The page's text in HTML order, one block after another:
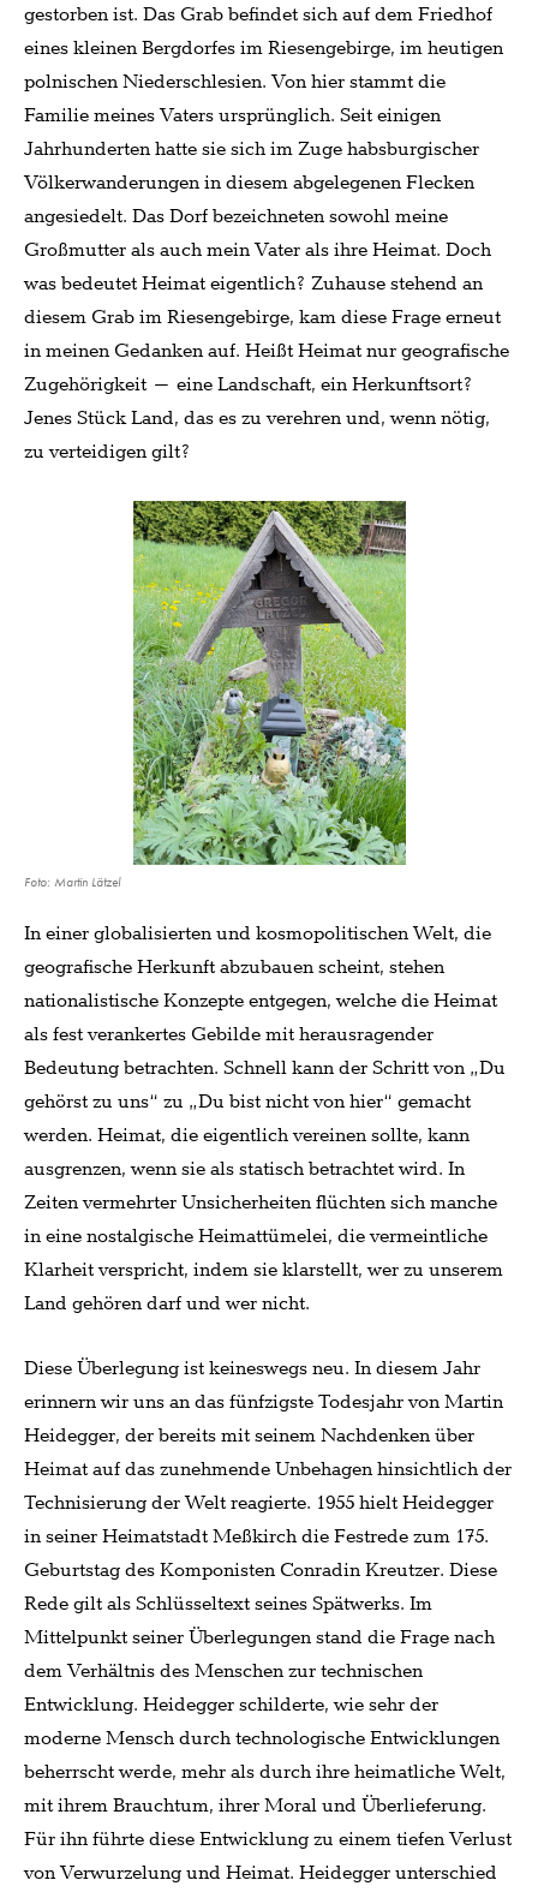
gestorben ist. Das Grab befindet sich auf dem Friedhof
eines kleinen Bergdorfes im Riesengebirge, im heutigen
polnischen Niederschlesien. Von hier stammt die
Familie meines Vaters ursprünglich. Seit einigen
Jahrhunderten hatte sie sich im Zuge habsburgischer
Völkerwanderungen in diesem abgelegenen Flecken
angesiedelt. Das Dorf bezeichneten sowohl meine
Großmutter als auch mein Vater als ihre Heimat. Doch
was bedeutet Heimat eigentlich? Zuhause stehend an
diesem Grab im Riesengebirge, kam diese Frage erneut
in meinen Gedanken auf. Heißt Heimat nur geografische
Zugehörigkeit – eine Landschaft, ein Herkunftsort?
Jenes Stück Land, das es zu verehren und, wenn nötig,
zu verteidigen gilt?
Foto: Martin Lätzel
In einer globalisierten und kosmopolitischen Welt, die
geografische Herkunft abzubauen scheint, stehen
nationalistische Konzepte entgegen, welche die Heimat
als fest verankertes Gebilde mit herausragender
Bedeutung betrachten. Schnell kann der Schritt von „Du
gehörst zu uns“ zu „Du bist nicht von hier“ gemacht
werden. Heimat, die eigentlich vereinen sollte, kann
ausgrenzen, wenn sie als statisch betrachtet wird. In
Zeiten vermehrter Unsicherheiten flüchten sich manche
in eine nostalgische Heimattümelei, die vermeintliche
Klarheit verspricht, indem sie klarstellt, wer zu unserem
Land gehören darf und wer nicht.
Diese Überlegung ist keineswegs neu. In diesem Jahr
erinnern wir uns an das fünfzigste Todesjahr von Martin
Heidegger, der bereits mit seinem Nachdenken über
Heimat auf das zunehmende Unbehagen hinsichtlich der
Technisierung der Welt reagierte. 1955 hielt Heidegger
in seiner Heimatstadt Meßkirch die Festrede zum 175.
Geburtstag des Komponisten Conradin Kreutzer. Diese
Rede gilt als Schlüsseltext seines Spätwerks. Im
Mittelpunkt seiner Überlegungen stand die Frage nach
dem Verhältnis des Menschen zur technischen
Entwicklung. Heidegger schilderte, wie sehr der
moderne Mensch durch technologische Entwicklungen
beherrscht werde, mehr als durch ihre heimatliche Welt,
mit ihrem Brauchtum, ihrer Moral und Überlieferung.
Für ihn führte diese Entwicklung zu einem tiefen Verlust
von Verwurzelung und Heimat. Heidegger unterschied